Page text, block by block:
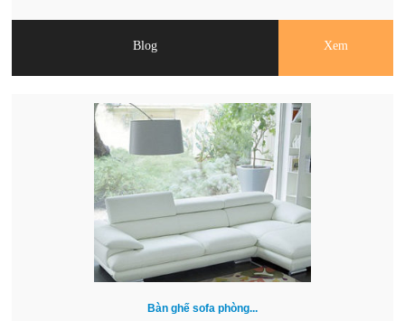
Blog Xem
Bàn ghế sofa phòng...